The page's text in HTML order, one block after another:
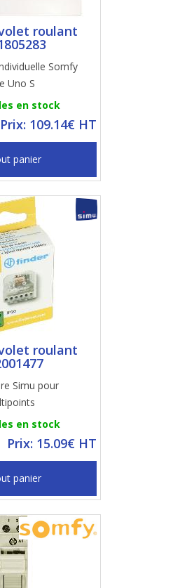
roulant
Somfy
Uno S
en stock
Prix: 109.14€ HT
panier
roulant
Simu pour
en stock
Prix: 15.09€ HT
panier